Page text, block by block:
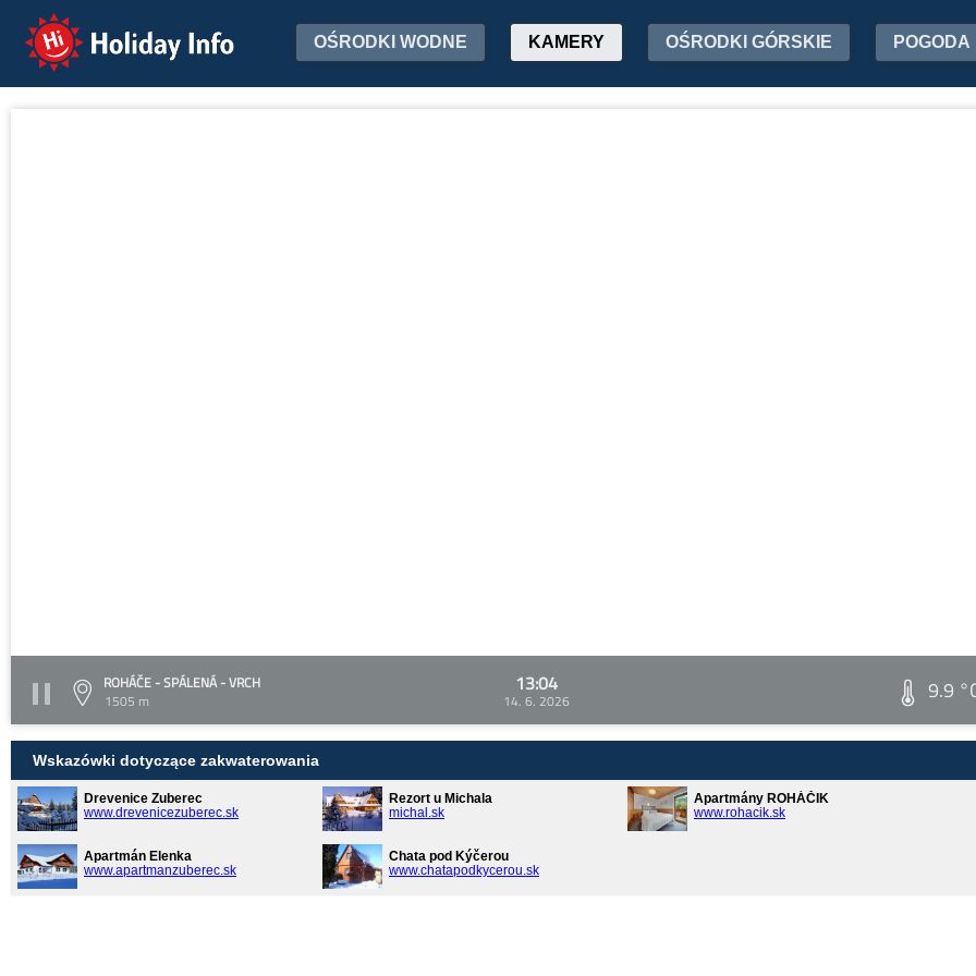
Holiday Info OŚRODKI WODNE KAMERY OŚRODKI GÓRSKIE POGODA
ROHÁČE - SPÁLENÁ - VRCH
1505 m
13:04
14. 6. 2026 9.9
Wskazówki dotyczące zakwaterowania
Drevenice Zuberec
www.drevenicezuberec.sk
Rezort u Michala
michal.sk
Apartmány ROHÁČIK
www.rohacik.sk
Apartmán Elenka
www.apartmanzuberec.sk
Chata pod Kýčerou
www.chatapodkycerou.sk